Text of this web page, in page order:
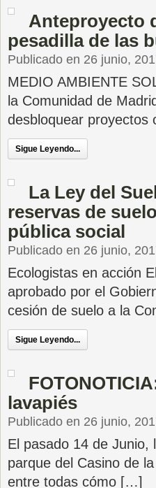
Anteproyecto
pesadilla de las
Publicado en 26 junio,
MEDIO AMBIENTE
la Comunidad de
desbloquear
Sigue Leyendo...
La Ley del
reservas de
pública social
Publicado en 26 junio,
Ecologistas en acción
aprobado por el
cesión de suelo a la
Sigue Leyendo...
lavapiés
Publicado en 26 junio,
El pasado 14 de Junio,
parque del Casino de
entre todas cómo […]